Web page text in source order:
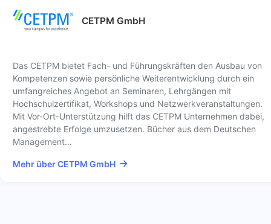
CETPM GmbH
Das CETPM bietet Fach- und Führungskräften den Ausbau von
Kompetenzen sowie persönliche Weiterentwicklung durch ein
umfangreiches Angebot an Seminaren, Lehrgängen mit
Hochschulzertifikat, Workshops und Netzwerkveranstaltungen.
Mit Vor-Ort-Unterstützung hilft das CETPM Unternehmen dabei,
angestrebte Erfolge umzusetzen. Bücher aus dem Deutschen
Management…
Mehr über CETPM GmbH